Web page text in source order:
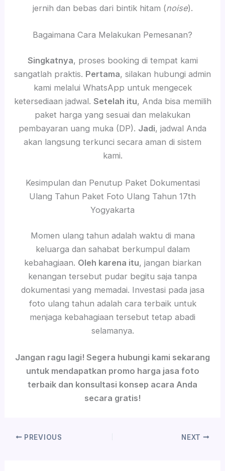
jernih dan bebas dari bintik hitam (noise).
Bagaimana Cara Melakukan Pemesanan?
Singkatnya, proses booking di tempat kami
sangatlah praktis. Pertama, silakan hubungi admin
kami melalui WhatsApp untuk mengecek
ketersediaan jadwal. Setelah itu, Anda bisa memilih
paket harga yang sesuai dan melakukan
pembayaran uang muka (DP). Jadi, jadwal Anda
akan langsung terkunci secara aman di sistem
kami.
Kesimpulan dan Penutup Paket Dokumentasi
Ulang Tahun Paket Foto Ulang Tahun 17th
Yogyakarta
Momen ulang tahun adalah waktu di mana
keluarga dan sahabat berkumpul dalam
kebahagiaan. Oleh karena itu, jangan biarkan
kenangan tersebut pudar begitu saja tanpa
dokumentasi yang memadai. Investasi pada jasa
foto ulang tahun adalah cara terbaik untuk
menjaga kebahagiaan tersebut tetap abadi
selamanya.
Jangan ragu lagi! Segera hubungi kami sekarang
untuk mendapatkan promo harga jasa foto
terbaik dan konsultasi konsep acara Anda
secara gratis!
PREVIOUS NEXT